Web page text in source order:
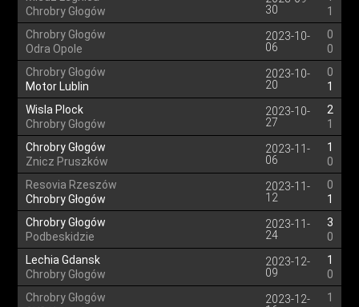
Chrobry Głogów
30
1
Chrobry Głogów
Odra Opole
2023-10-
06
0
0
Chrobry Głogów
Motor Lublin
2023-10-
20
0
1
Wisla Plock
Chrobry Głogów
2023-10-
27
2
1
Chrobry Głogów
Znicz Pruszków
2023-11-
06
1
0
Resovia Rzeszów
Chrobry Głogów
2023-11-
12
0
1
Chrobry Głogów
Podbeskidzie
2023-11-
24
3
0
Lechia Gdansk
Chrobry Głogów
2023-12-
09
1
0
Chrobry Głogów
2023-12-
1